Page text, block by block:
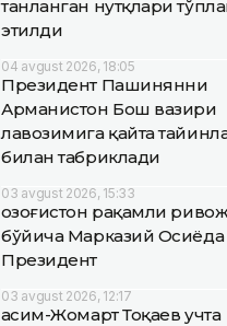
танланган нутқлари
этилди
04 avgust 2026, 18:05
Президент Пашинянни
Арманистон Бош вазири
лавозимига қайта
билан табриклади
03 avgust 2026, 15:33
Қозоғистон рақамли
бўйича Марказий Осиёда
Президент
03 avgust 2026, 12:17
Қасим-Жомарт Тоқаев учта